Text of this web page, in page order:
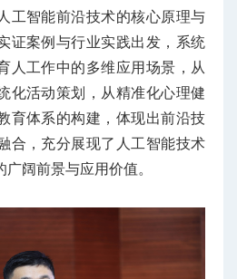
工智能前沿技术的核心原理与
证案例与行业实践出发，系统
人工作中的多维应用场景，从
化活动策划，从精准化心理健
育体系的构建，体现出前沿技
合，充分展现了人工智能技术
阔前景与应用价值。